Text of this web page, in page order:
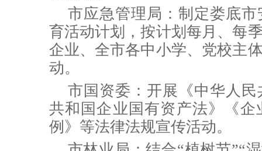
市应急管理局：制定娄底
育活动计划，按计划每月、每
企业、全市各中小学、党校主
动。
市国资委：开展《中华人民
共和国企业国有资产法》《
例》等法律法规宣传活动。